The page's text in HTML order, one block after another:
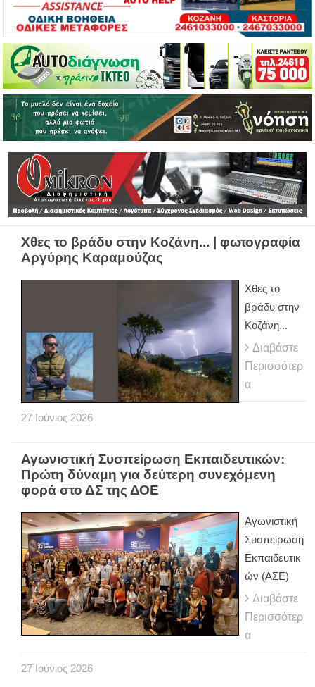
Χθες το βράδυ στην Κοζάνη... | φωτογραφία
Αργύρης Καραμούζας
Χθες το
βράδυ στην
Κοζάνη...
Διαβάστε
Περισσότερ
α
27 Ιούνιος 2026
Αγωνιστική Συσπείρωση Εκπαιδευτικών:
Πρώτη δύναμη για δεύτερη συνεχόμενη
φορά στο ΔΣ της ΔΟΕ
Αγωνιστική
Συσπείρωση
Εκπαιδευτικ
ών (ΑΣΕ)
Διαβάστε
Περισσότερ
α
27 Ιούνιος 2026